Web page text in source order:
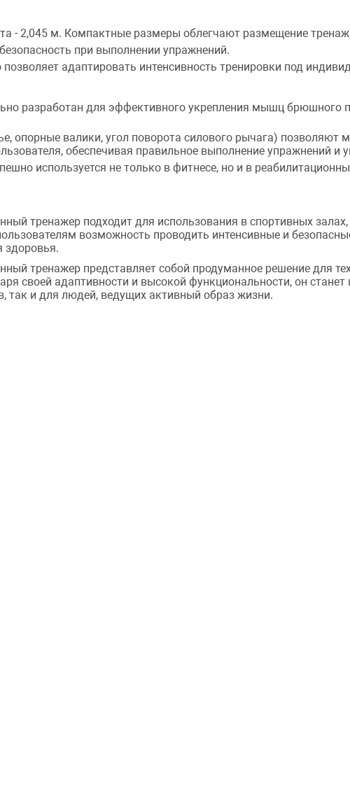
- 2,045 м. Компактные размеры облегчают размещение
при выполнении упражнений.
адаптировать интенсивность тренировки под
разработан для эффективного укрепления мышц брюшного
опорные валики, угол поворота силового рычага) позволяют
обеспечивая правильное выполнение упражнений и
используется не только в фитнесе, но и в
тренажер подходит для использования в спортивных
возможность проводить интенсивные и
здоровья.
тренажер представляет собой продуманное решение для
своей адаптивности и высокой функциональности, он
так и для людей, ведущих активный образ жизни.